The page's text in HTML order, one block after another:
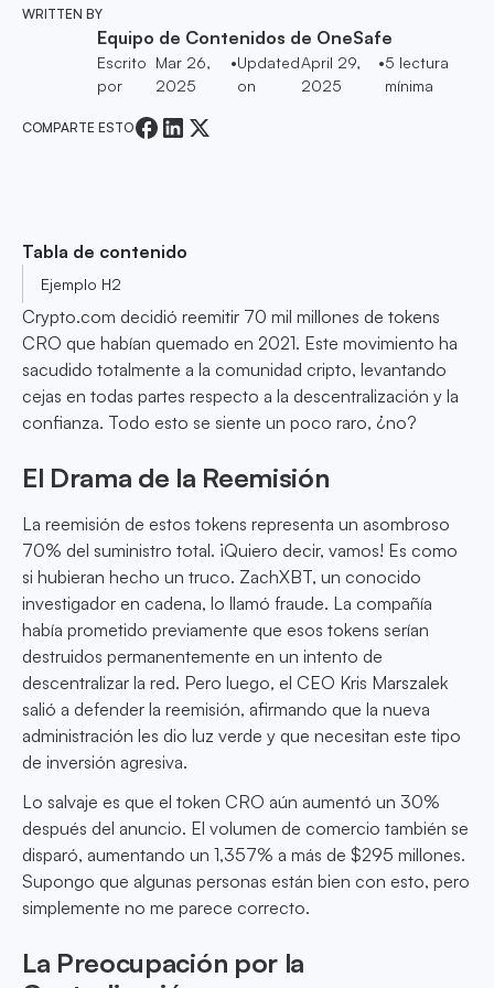
WRITTEN BY
Equipo de Contenidos de OneSafe
Escrito
por
Mar 26,
2025
•Updated
on
April 29,
2025
•5 lectura
mínima
COMPARTE ESTO
Tabla de contenido
Ejemplo H2
Crypto.com decidió reemitir 70 mil millones de tokens
CRO que habían quemado en 2021. Este movimiento ha
sacudido totalmente a la comunidad cripto, levantando
cejas en todas partes respecto a la descentralización y la
confianza. Todo esto se siente un poco raro, ¿no?
El Drama de la Reemisión
La reemisión de estos tokens representa un asombroso
70% del suministro total. ¡Quiero decir, vamos! Es como
si hubieran hecho un truco. ZachXBT, un conocido
investigador en cadena, lo llamó fraude. La compañía
había prometido previamente que esos tokens serían
destruidos permanentemente en un intento de
descentralizar la red. Pero luego, el CEO Kris Marszalek
salió a defender la reemisión, afirmando que la nueva
administración les dio luz verde y que necesitan este tipo
de inversión agresiva.
Lo salvaje es que el token CRO aún aumentó un 30%
después del anuncio. El volumen de comercio también se
disparó, aumentando un 1,357% a más de $295 millones.
Supongo que algunas personas están bien con esto, pero
simplemente no me parece correcto.
La Preocupación por la